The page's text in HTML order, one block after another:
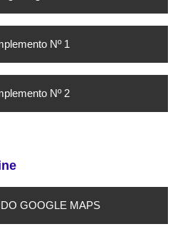
Nº 1
Nº 2
GOOGLE MAPS